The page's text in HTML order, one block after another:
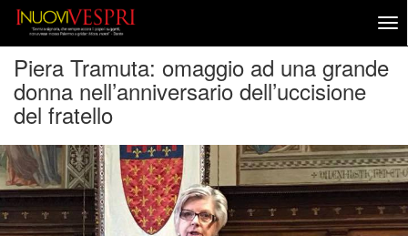
Piera Tramuta: omaggio ad una grande
donna nell’anniversario dell’uccisione
del fratello